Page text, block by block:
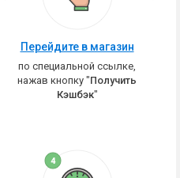
Перейдите в магазин
по специальной ссылке,
нажав кнопку "Получить
Кэшбэк"